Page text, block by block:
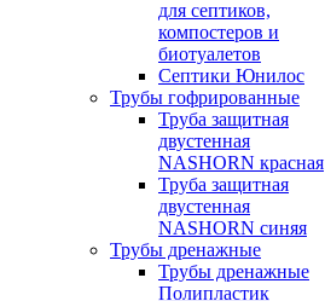
для септиков,
компостеров и
биотуалетов
Септики Юнилос
Трубы гофрированные
Труба защитная
двустенная
NASHORN красная
Труба защитная
двустенная
NASHORN синяя
Трубы дренажные
Трубы дренажные
Полипластик